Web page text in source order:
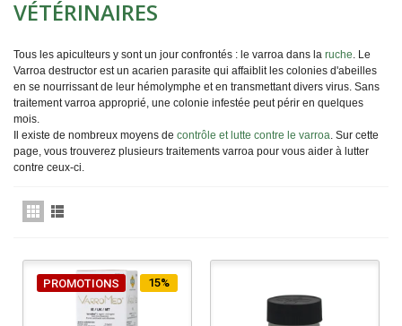
VÉTÉRINAIRES
Tous les apiculteurs y sont un jour confrontés : le varroa dans la ruche. Le
Varroa destructor est un acarien parasite qui affaiblit les colonies d'abeilles
en se nourrissant de leur hémolymphe et en transmettant divers virus. Sans
traitement varroa approprié, une colonie infestée peut périr en quelques
mois.
Il existe de nombreux moyens de contrôle et lutte contre le varroa. Sur cette
page, vous trouverez plusieurs traitements varroa pour vous aider à lutter
contre ceux-ci.
PROMOTIONS 15%